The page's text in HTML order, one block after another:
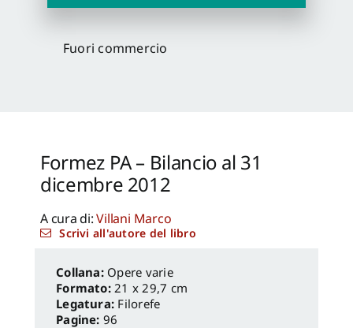
Fuori commercio
Formez PA – Bilancio al 31
dicembre 2012
A cura di:Villani Marco
Scrivi all'autore del libro
Opere varie
Formato: 21 x 29,7 cm
Legatura: Filorefe
Pagine: 96